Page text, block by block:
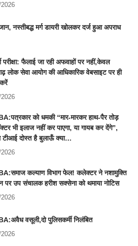
नस्तीबद्ध मर्ग डायरी खोलकर दर्ज हुआ अपराध
परीक्षा: फैलाई जा रही अफवाहों पर नहीं,केवल
लोक सेवा आयोग की आधिकारिक वेबसाइट पर ही
को धमकी “मार-मारकर हाथ-पैर तोड़
भी इलाज नहीं कर पाएगा, या गायब कर देंगे”,
टीआई दोस्त है बुलाऊँ क्या…
कल्याण विभाग फेल! कलेक्टर ने नशामुक्ति
पर उप संचालक हरीश सक्सेना को थमाया नोटिस
वसूली,दो पुलिसकर्मी निलंबित